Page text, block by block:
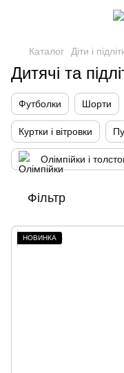
Каталог Діти і
Дитячі та
Футболки Шорти
Куртки і вітровки
Олімпійки і
Фільтр
НОВИНКА